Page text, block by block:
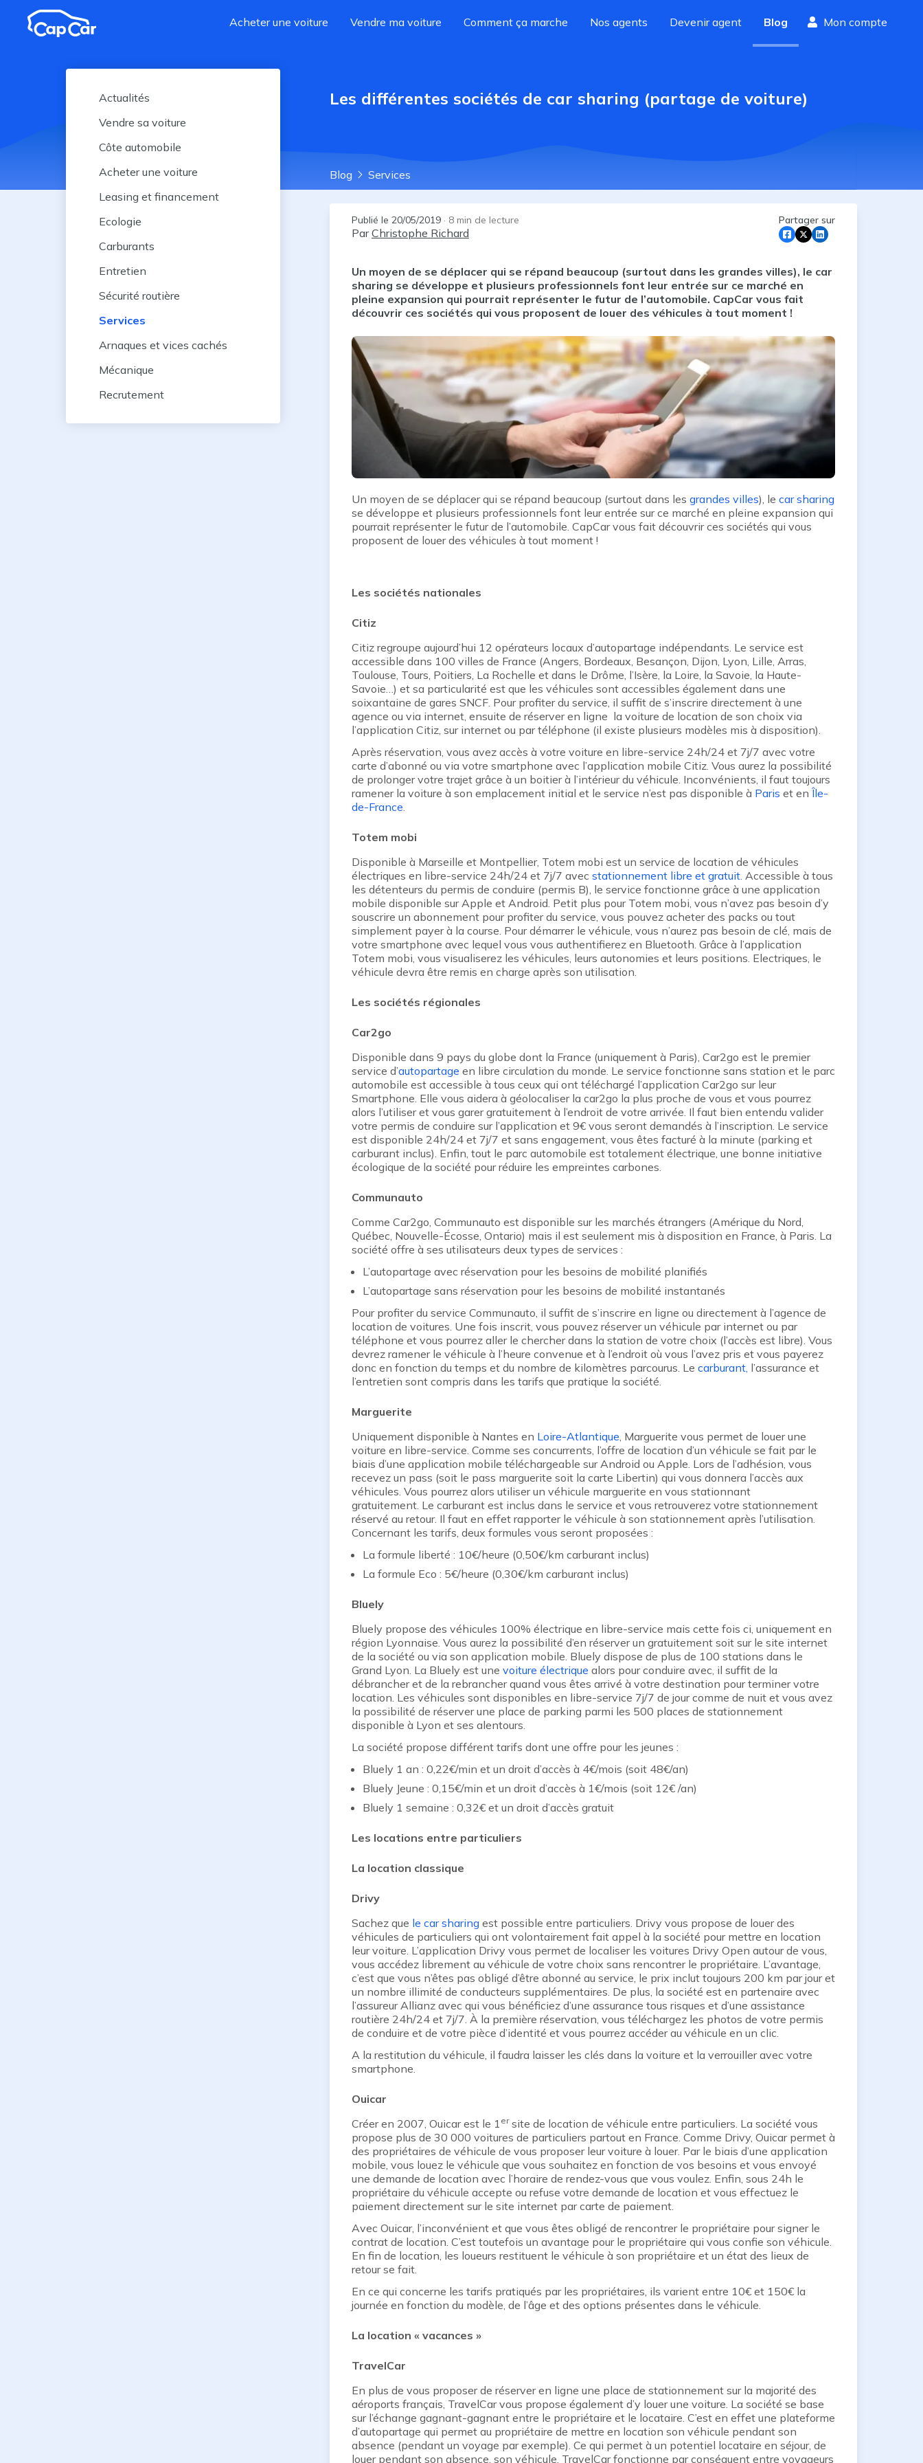
Aller au contenu principal
Acheter une voiture
Vendre ma voiture Comment ça marche Nos agents Devenir agent Blog Mon compte
Actualités
Vendre sa voiture
Côte automobile
Acheter une voiture
Leasing et financement
Ecologie
Carburants
Entretien
Sécurité routière
Services
Arnaques et vices cachés
Mécanique
Recrutement
Les différentes sociétés de car sharing (partage de voiture)
Blog Services
Publié le 20/05/2019 · 8 min de lecture
ParChristophe Richard
Partager sur
Un moyen de se déplacer qui se répand beaucoup (surtout dans les grandes villes), le car
sharing se développe et plusieurs professionnels font leur entrée sur ce marché en
pleine expansion qui pourrait représenter le futur de l’automobile. CapCar vous fait
découvrir ces sociétés qui vous proposent de louer des véhicules à tout moment !
Un moyen de se déplacer qui se répand beaucoup (surtout dans les grandes villes), le car sharing
se développe et plusieurs professionnels font leur entrée sur ce marché en pleine expansion qui
pourrait représenter le futur de l’automobile. CapCar vous fait découvrir ces sociétés qui vous
proposent de louer des véhicules à tout moment !
Les sociétés nationales
Citiz
Citiz regroupe aujourd’hui 12 opérateurs locaux d’autopartage indépendants. Le service est
accessible dans 100 villes de France (Angers, Bordeaux, Besançon, Dijon, Lyon, Lille, Arras,
Toulouse, Tours, Poitiers, La Rochelle et dans le Drôme, l’Isère, la Loire, la Savoie, la Haute-
Savoie…) et sa particularité est que les véhicules sont accessibles également dans une
soixantaine de gares SNCF. Pour profiter du service, il suffit de s’inscrire directement à une
agence ou via internet, ensuite de réserver en ligne la voiture de location de son choix via
l’application Citiz, sur internet ou par téléphone (il existe plusieurs modèles mis à disposition).
Après réservation, vous avez accès à votre voiture en libre-service 24h/24 et 7j/7 avec votre
carte d’abonné ou via votre smartphone avec l’application mobile Citiz. Vous aurez la possibilité
de prolonger votre trajet grâce à un boitier à l’intérieur du véhicule. Inconvénients, il faut toujours
ramener la voiture à son emplacement initial et le service n’est pas disponible à Paris et en Île-
de-France.
Totem mobi
Disponible à Marseille et Montpellier, Totem mobi est un service de location de véhicules
électriques en libre-service 24h/24 et 7j/7 avec stationnement libre et gratuit. Accessible à tous
les détenteurs du permis de conduire (permis B), le service fonctionne grâce à une application
mobile disponible sur Apple et Android. Petit plus pour Totem mobi, vous n’avez pas besoin d’y
souscrire un abonnement pour profiter du service, vous pouvez acheter des packs ou tout
simplement payer à la course. Pour démarrer le véhicule, vous n’aurez pas besoin de clé, mais de
votre smartphone avec lequel vous vous authentifierez en Bluetooth. Grâce à l’application
Totem mobi, vous visualiserez les véhicules, leurs autonomies et leurs positions. Electriques, le
véhicule devra être remis en charge après son utilisation.
Les sociétés régionales
Car2go
Disponible dans 9 pays du globe dont la France (uniquement à Paris), Car2go est le premier
service d’autopartage en libre circulation du monde. Le service fonctionne sans station et le parc
automobile est accessible à tous ceux qui ont téléchargé l’application Car2go sur leur
Smartphone. Elle vous aidera à géolocaliser la car2go la plus proche de vous et vous pourrez
alors l’utiliser et vous garer gratuitement à l’endroit de votre arrivée. Il faut bien entendu valider
votre permis de conduire sur l’application et 9€ vous seront demandés à l’inscription. Le service
est disponible 24h/24 et 7j/7 et sans engagement, vous êtes facturé à la minute (parking et
carburant inclus). Enfin, tout le parc automobile est totalement électrique, une bonne initiative
écologique de la société pour réduire les empreintes carbones.
Communauto
Comme Car2go, Communauto est disponible sur les marchés étrangers (Amérique du Nord,
Québec, Nouvelle-Écosse, Ontario) mais il est seulement mis à disposition en France, à Paris. La
société offre à ses utilisateurs deux types de services :
L’autopartage avec réservation pour les besoins de mobilité planifiés
L’autopartage sans réservation pour les besoins de mobilité instantanés
Pour profiter du service Communauto, il suffit de s’inscrire en ligne ou directement à l’agence de
location de voitures. Une fois inscrit, vous pouvez réserver un véhicule par internet ou par
téléphone et vous pourrez aller le chercher dans la station de votre choix (l’accès est libre). Vous
devrez ramener le véhicule à l’heure convenue et à l’endroit où vous l’avez pris et vous payerez
donc en fonction du temps et du nombre de kilomètres parcourus. Le carburant, l’assurance et
l’entretien sont compris dans les tarifs que pratique la société.
Marguerite
Uniquement disponible à Nantes en Loire-Atlantique, Marguerite vous permet de louer une
voiture en libre-service. Comme ses concurrents, l’offre de location d’un véhicule se fait par le
biais d’une application mobile téléchargeable sur Android ou Apple. Lors de l’adhésion, vous
recevez un pass (soit le pass marguerite soit la carte Libertin) qui vous donnera l’accès aux
véhicules. Vous pourrez alors utiliser un véhicule marguerite en vous stationnant
gratuitement. Le carburant est inclus dans le service et vous retrouverez votre stationnement
réservé au retour. Il faut en effet rapporter le véhicule à son stationnement après l’utilisation.
Concernant les tarifs, deux formules vous seront proposées :
La formule liberté : 10€/heure (0,50€/km carburant inclus)
La formule Eco : 5€/heure (0,30€/km carburant inclus)
Bluely
Bluely propose des véhicules 100% électrique en libre-service mais cette fois ci, uniquement en
région Lyonnaise. Vous aurez la possibilité d’en réserver un gratuitement soit sur le site internet
de la société ou via son application mobile. Bluely dispose de plus de 100 stations dans le
Grand Lyon. La Bluely est une voiture électrique alors pour conduire avec, il suffit de la
débrancher et de la rebrancher quand vous êtes arrivé à votre destination pour terminer votre
location. Les véhicules sont disponibles en libre-service 7j/7 de jour comme de nuit et vous avez
la possibilité de réserver une place de parking parmi les 500 places de stationnement
disponible à Lyon et ses alentours.
La société propose différent tarifs dont une offre pour les jeunes :
Bluely 1 an : 0,22€/min et un droit d’accès à 4€/mois (soit 48€/an)
Bluely Jeune : 0,15€/min et un droit d’accès à 1€/mois (soit 12€ /an)
Bluely 1 semaine : 0,32€ et un droit d’accès gratuit
Les locations entre particuliers
La location classique
Drivy
Sachez que le car sharing est possible entre particuliers. Drivy vous propose de louer des
véhicules de particuliers qui ont volontairement fait appel à la société pour mettre en location
leur voiture. L’application Drivy vous permet de localiser les voitures Drivy Open autour de vous,
vous accédez librement au véhicule de votre choix sans rencontrer le propriétaire. L’avantage,
c’est que vous n’êtes pas obligé d’être abonné au service, le prix inclut toujours 200 km par jour et
un nombre illimité de conducteurs supplémentaires. De plus, la société est en partenaire avec
l’assureur Allianz avec qui vous bénéficiez d’une assurance tous risques et d’une assistance
routière 24h/24 et 7j/7. À la première réservation, vous téléchargez les photos de votre permis
de conduire et de votre pièce d’identité et vous pourrez accéder au véhicule en un clic.
A la restitution du véhicule, il faudra laisser les clés dans la voiture et la verrouiller avec votre
smartphone.
Ouicar
Créer en 2007, Ouicar est le 1 ersite de location de véhicule entre particuliers. La société vous
propose plus de 30 000 voitures de particuliers partout en France. Comme Drivy, Ouicar permet à
des propriétaires de véhicule de vous proposer leur voiture à louer. Par le biais d’une application
mobile, vous louez le véhicule que vous souhaitez en fonction de vos besoins et vous envoyé
une demande de location avec l’horaire de rendez-vous que vous voulez. Enfin, sous 24h le
propriétaire du véhicule accepte ou refuse votre demande de location et vous effectuez le
paiement directement sur le site internet par carte de paiement.
Avec Ouicar, l’inconvénient et que vous êtes obligé de rencontrer le propriétaire pour signer le
contrat de location. C’est toutefois un avantage pour le propriétaire qui vous confie son véhicule.
En fin de location, les loueurs restituent le véhicule à son propriétaire et un état des lieux de
retour se fait.
En ce qui concerne les tarifs pratiqués par les propriétaires, ils varient entre 10€ et 150€ la
journée en fonction du modèle, de l’âge et des options présentes dans le véhicule.
La location « vacances »
TravelCar
En plus de vous proposer de réserver en ligne une place de stationnement sur la majorité des
aéroports français, TravelCar vous propose également d’y louer une voiture. La société se base
sur l’échange gagnant-gagnant entre le propriétaire et le locataire. C’est en effet une plateforme
d’autopartage qui permet au propriétaire de mettre en location son véhicule pendant son
absence (pendant un voyage par exemple). Ce qui permet à un potentiel locataire en séjour, de
louer pendant son absence, son véhicule. TravelCar fonctionne par conséquent entre voyageurs